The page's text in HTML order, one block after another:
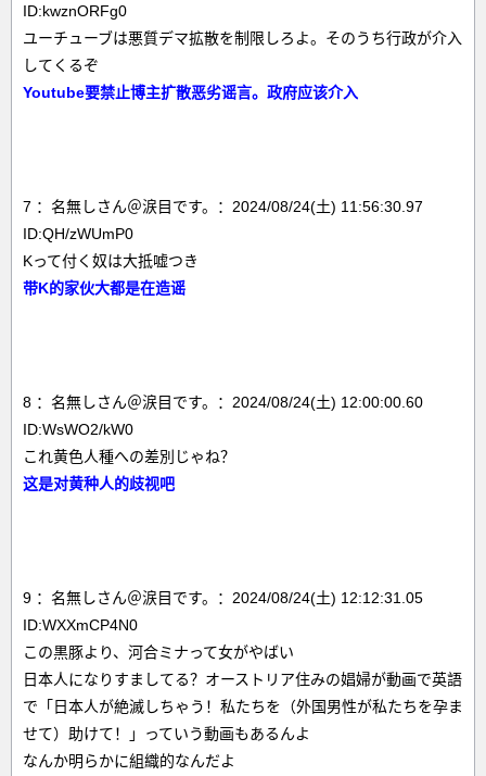
ID:kwznORFg0
ユーチューブは悪質デマ拡散を制限しろよ。そのうち行政が介入
してくるぞ
Youtube要禁止博主扩散恶劣谣言。政府应该介入
7 ：名無しさん＠涙目です。：2024/08/24(土) 11:56:30.97
ID:QH/zWUmP0
Kって付く奴は大抵嘘つき
带K的家伙大都是在造谣
8 ：名無しさん＠涙目です。：2024/08/24(土) 12:00:00.60
ID:WsWO2/kW0
これ黄色人種への差別じゃね？
这是对黄种人的歧视吧
9 ：名無しさん＠涙目です。：2024/08/24(土) 12:12:31.05
ID:WXXmCP4N0
この黒豚より、河合ミナって女がやばい
日本人になりすましてる？オーストリア住みの娼婦が動画で英語
で「日本人が絶滅しちゃう！私たちを（外国男性が私たちを孕ま
せて）助けて！」っていう動画もあるんよ
なんか明らかに組織的なんだよ